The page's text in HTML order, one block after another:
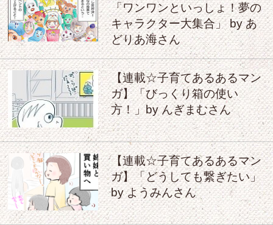
「ワンワンといっしょ！夢の
キャラクター大集合」 by あ
どりあ海さん
【連載☆子育てあるあるマン
ガ】「びっくり箱の使い
方！」by んぎまむさん
【連載☆子育てあるあるマン
ガ】「どうしても繋ぎたい」
by ようみんさん